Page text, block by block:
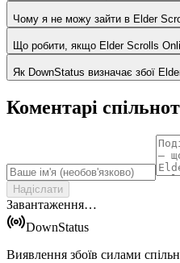
Чому я не можу зайти в Elder
Що робити, якщо Elder Scrolls
Як DownStatus визначає збої
Коментарі
Надіслати
Завантаження…
DownStatus
Виявлення збоїв силами